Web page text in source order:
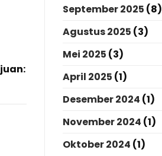
September 2025 (8)
Agustus 2025 (3)
Mei 2025 (3)
April 2025 (1)
Desember 2024 (1)
November 2024 (1)
Oktober 2024 (1)